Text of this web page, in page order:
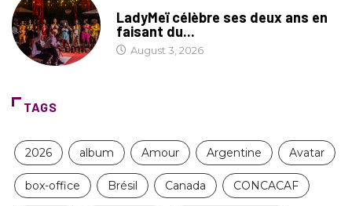
LadyMeï célèbre ses deux ans en
faisant du...
August 3, 2026
TAGS
2026 album Amour Argentine Avatar
box-office Brésil Canada CONCACAF